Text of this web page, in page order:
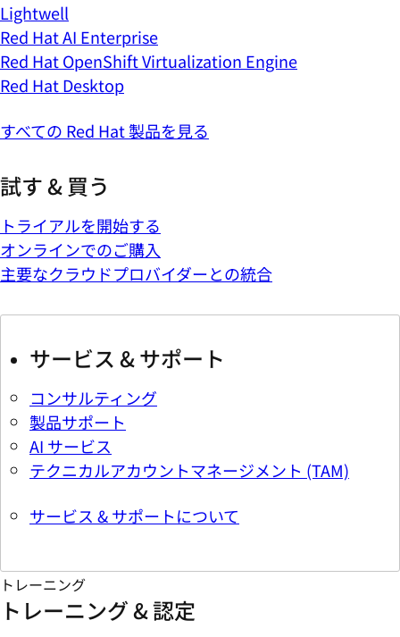
Lightwell
Red Hat AI Enterprise
Red Hat OpenShift Virtualization Engine
Red Hat Desktop
すべての Red Hat 製品を見る
試す & 買う
トライアルを開始する
オンラインでのご購入
主要なクラウドプロバイダーとの統合
サービス & サポート
コンサルティング
製品サポート
AI サービス
テクニカルアカウントマネージメント (TAM)
サービス & サポートについて
トレーニング
トレーニング & 認定